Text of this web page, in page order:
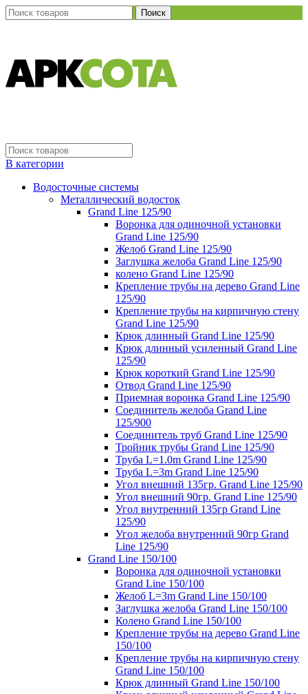
Поиск
В категории
Водосточные системы
Металлический водосток
Grand Line 125/90
Воронка для одиночной установки
Grand Line 125/90
Желоб Grand Line 125/90
Заглушка желоба Grand Line 125/90
колено Grand Line 125/90
Крепление трубы на дерево Grand Line
125/90
Крепление трубы на кирпичную стену
Grand Line 125/90
Крюк длинный Grand Line 125/90
Крюк длинный усиленный Grand Line
125/90
Крюк короткий Grand Line 125/90
Отвод Grand Line 125/90
Приемная воронка Grand Line 125/90
Соединитель желоба Grand Line
125/900
Соединитель труб Grand Line 125/90
Тройник трубы Grand Line 125/90
Труба L=1.0m Grand Line 125/90
Труба L=3m Grand Line 125/90
Угол внешний 135гр. Grand Line 125/90
Угол внешний 90гр. Grand Line 125/90
Угол внутренний 135гр Grand Line
125/90
Угол желоба внутренний 90гр Grand
Line 125/90
Grand Line 150/100
Воронка для одиночной установки
Grand Line 150/100
Желоб L=3m Grand Line 150/100
Заглушка желоба Grand Line 150/100
Колено Grand Line 150/100
Крепление трубы на дерево Grand Line
150/100
Крепление трубы на кирпичную стену
Grand Line 150/100
Крюк длинный Grand Line 150/100